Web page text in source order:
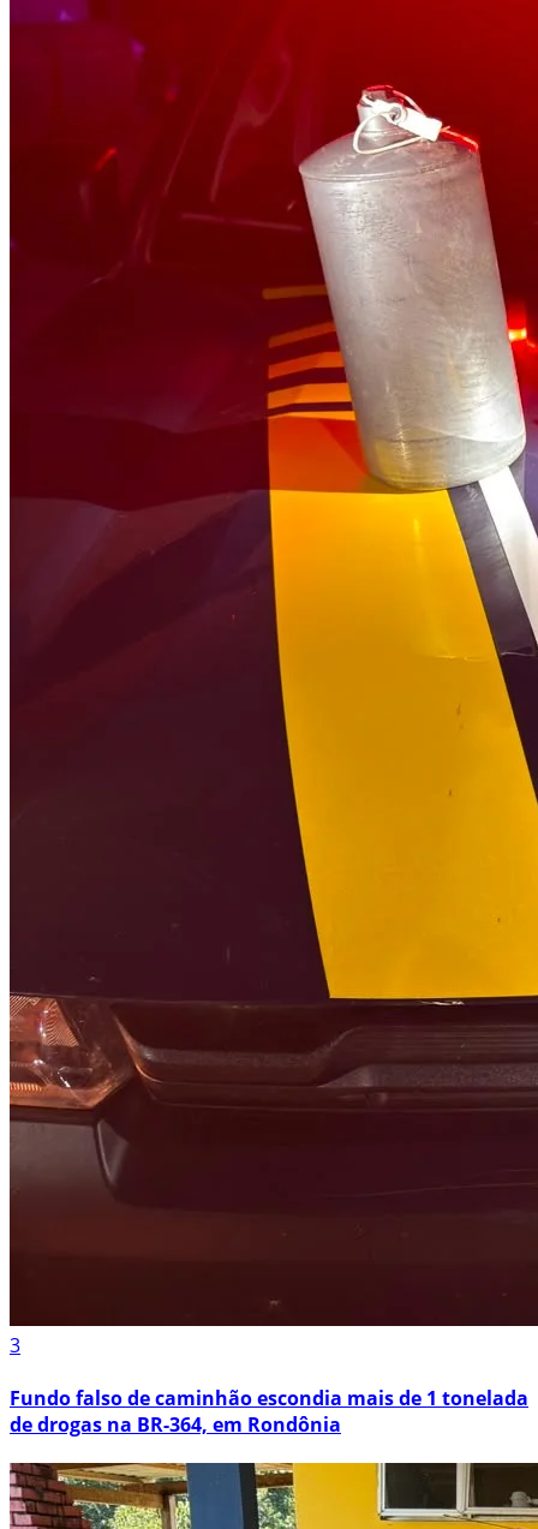
3
Fundo falso de caminhão escondia mais de 1 tonelada
de drogas na BR-364, em Rondônia